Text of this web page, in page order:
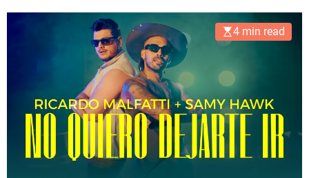
4 min read